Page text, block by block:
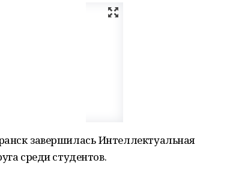
завершилась Интеллектуальная
среди студентов.